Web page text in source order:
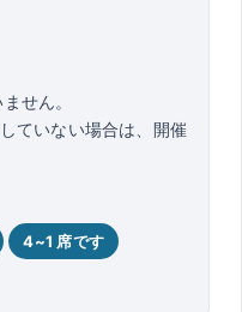
せん。
ていない場合は、開催
4~1 席です